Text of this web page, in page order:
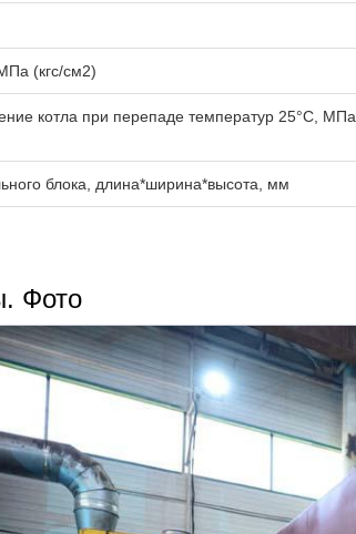
(кгс/см2)
котла при перепаде температур 25°C, МПа
блока, длина*ширина*высота, мм
Фото